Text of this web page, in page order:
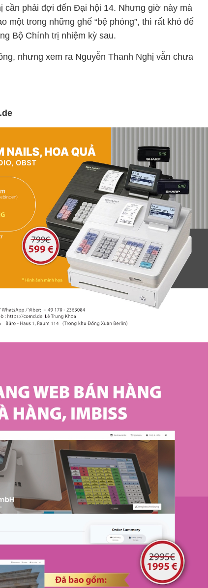
cần phải đợi đến Đại hội 14. Nhưng giờ này mà
một trong những ghế “bệ phóng”, thì rất khó để
Bộ Chính trị nhiệm kỳ sau.
nhưng xem ra Nguyễn Thanh Nghị vẫn chưa